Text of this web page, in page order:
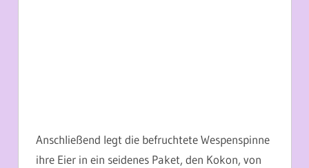
Anschließend legt die befruchtete Wespenspinne
ihre Eier in ein seidenes Paket, den Kokon, von